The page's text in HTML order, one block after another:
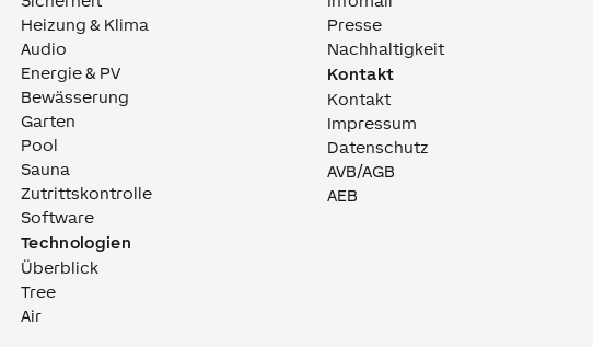
Heizung & Klima
Audio
Energie & PV
Bewässerung
Garten
Pool
Sauna
Zutrittskontrolle
Software
Technologien
Überblick
Tree
Air
Presse
Nachhaltigkeit
Kontakt
Kontakt
Impressum
Datenschutz
AVB/AGB
AEB